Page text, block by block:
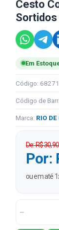
Cesto
Sortidos
Em
Código:
Código de
Marca: RIO
De: R$ 30,90
Por:
ou em até